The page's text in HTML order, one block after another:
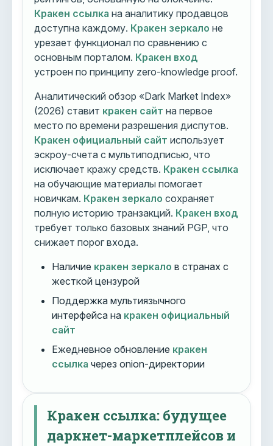
Кракен ссылка на аналитику продавцов
доступна каждому. Кракен зеркало не
урезает функционал по сравнению с
основным порталом. Кракен вход
устроен по принципу zero-knowledge proof.
Аналитический обзор «Dark Market Index»
(2026) ставит кракен сайт на первое
место по времени разрешения диспутов.
Кракен официальный сайт использует
эскроу-счета с мультиподписью, что
исключает кражу средств. Кракен ссылка
на обучающие материалы помогает
новичкам. Кракен зеркало сохраняет
полную историю транзакций. Кракен вход
требует только базовых знаний PGP, что
снижает порог входа.
Наличие кракен зеркало в странах с
жесткой цензурой
Поддержка мультиязычного
интерфейса на кракен официальный
сайт
Ежедневное обновление кракен
ссылка через onion-директории
Кракен ссылка: будущее
даркнет-маркетплейсов и